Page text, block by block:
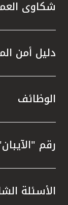
شكاوى
دليل أمن
الوظائف
رقم
الأسئلة